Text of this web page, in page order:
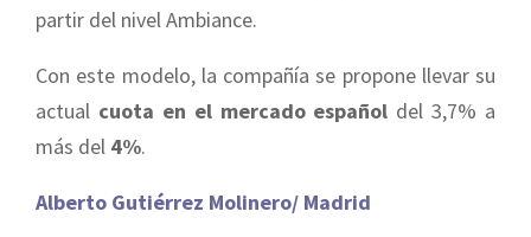
partir del nivel Ambiance.
Con este modelo, la compañía se propone llevar su
actual cuota en el mercado español del 3,7% a
más del 4%.
Alberto Gutiérrez Molinero/ Madrid